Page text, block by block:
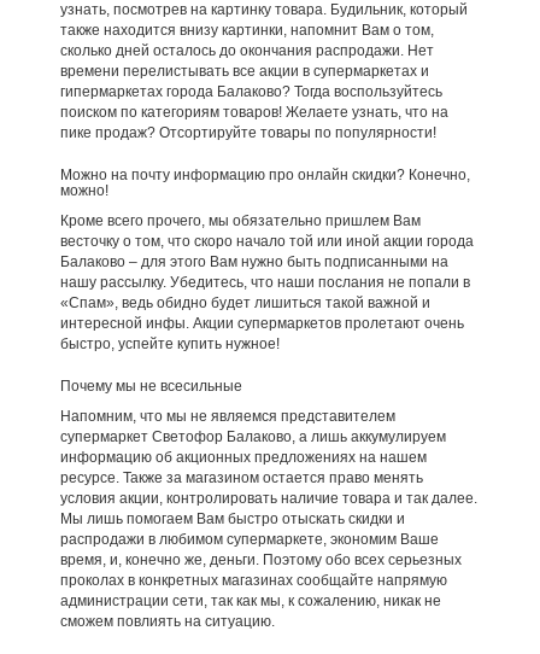
узнать, посмотрев на картинку товара. Будильник, который
также находится внизу картинки, напомнит Вам о том,
сколько дней осталось до окончания распродажи. Нет
времени перелистывать все акции в супермаркетах и
гипермаркетах города Балаково? Тогда воспользуйтесь
поиском по категориям товаров! Желаете узнать, что на
пике продаж? Отсортируйте товары по популярности!
Можно на почту информацию про онлайн скидки? Конечно,
можно!
Кроме всего прочего, мы обязательно пришлем Вам
весточку о том, что скоро начало той или иной акции города
Балаково – для этого Вам нужно быть подписанными на
нашу рассылку. Убедитесь, что наши послания не попали в
«Спам», ведь обидно будет лишиться такой важной и
интересной инфы. Акции супермаркетов пролетают очень
быстро, успейте купить нужное!
Почему мы не всесильные
Напомним, что мы не являемся представителем
супермаркет Светофор Балаково, а лишь аккумулируем
информацию об акционных предложениях на нашем
ресурсе. Также за магазином остается право менять
условия акции, контролировать наличие товара и так далее.
Мы лишь помогаем Вам быстро отыскать скидки и
распродажи в любимом супермаркете, экономим Ваше
время, и, конечно же, деньги. Поэтому обо всех серьезных
проколах в конкретных магазинах сообщайте напрямую
администрации сети, так как мы, к сожалению, никак не
сможем повлиять на ситуацию.